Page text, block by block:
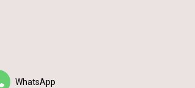
WhatsApp